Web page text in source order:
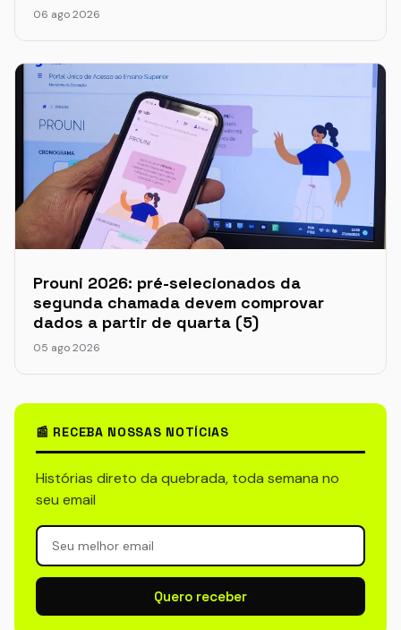
06 ago 2026
Prouni 2026: pré-selecionados da
segunda chamada devem comprovar
dados a partir de quarta (5)
05 ago 2026
📰 RECEBA NOSSAS NOTÍCIAS
Histórias direto da quebrada, toda semana no
seu email
Quero receber